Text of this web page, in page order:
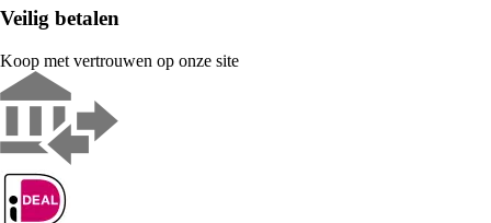
Veilig betalen
Koop met vertrouwen op onze site